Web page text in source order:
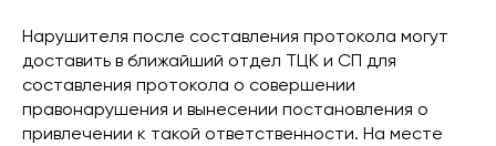
Нарушителя после составления протокола могут
доставить в ближайший отдел ТЦК и СП для
составления протокола о совершении
правонарушения и вынесении постановления о
привлечении к такой ответственности. На месте